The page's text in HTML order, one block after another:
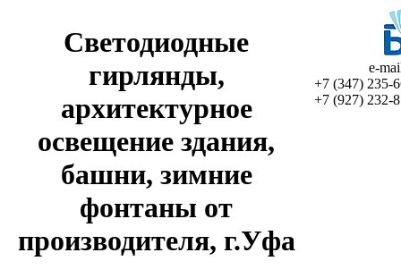
Светодиодные
гирлянды,
архитектурное
освещение здания,
башни, зимние
фонтаны от
производителя, г.Уфа
e-
+7 (347) 235-
+7 (927) 232-